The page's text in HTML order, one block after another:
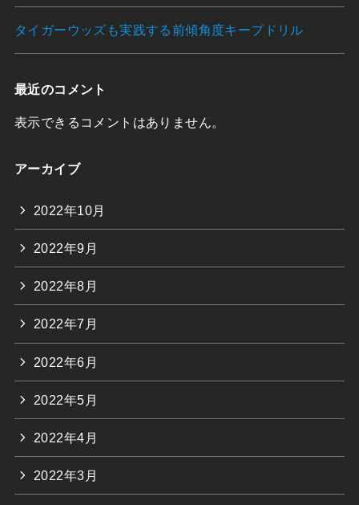
タイガーウッズも実践する前傾角度キープドリル
最近のコメント
表示できるコメントはありません。
アーカイブ
2022年10月
2022年9月
2022年8月
2022年7月
2022年6月
2022年5月
2022年4月
2022年3月